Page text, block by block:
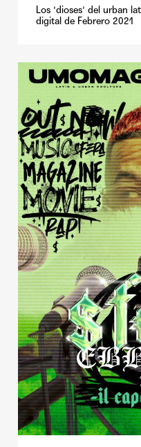
Los 'dioses' del urban
digital de Febrero 2021